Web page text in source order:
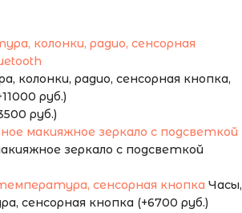
колонки, радио, сенсорная кнопка,
руб.)
руб.)
зеркало с подсветкой
Часы,
сенсорная кнопка (+6700 руб.)